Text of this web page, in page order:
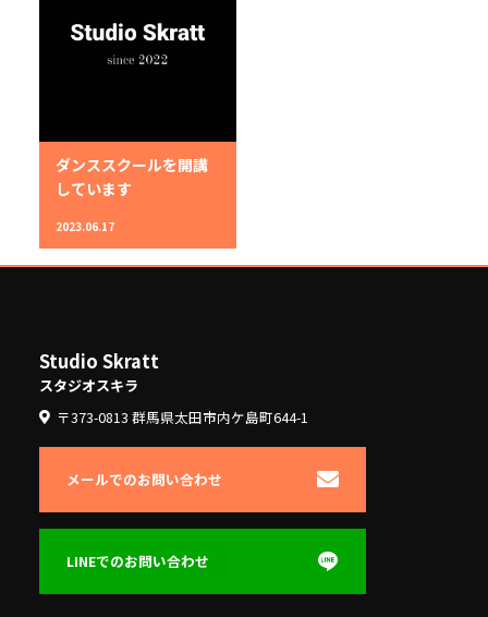
ダンススクールを開講
しています
2023.06.17
Studio Skratt
スタジオスキラ
〒373-0813 群馬県太田市内ケ島町644-1
メールでのお問い合わせ
LINEでのお問い合わせ